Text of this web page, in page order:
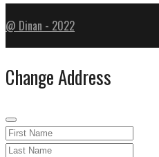
@ Dinan - 2022
Change Address